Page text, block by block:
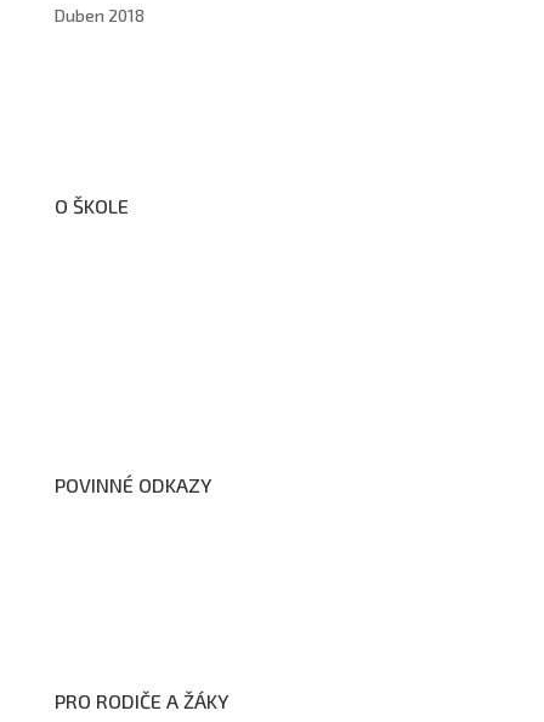
Duben 2018
O ŠKOLE
POVINNÉ ODKAZY
PRO RODIČE A ŽÁKY